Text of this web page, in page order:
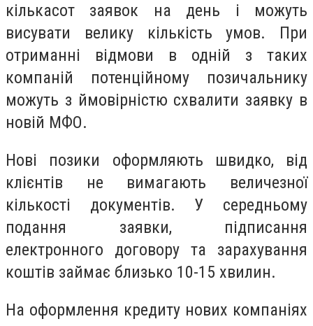
кількасот заявок на день і можуть
висувати велику кількість умов. При
отриманні відмови в одній з таких
компаній потенційному позичальнику
можуть з ймовірністю схвалити заявку в
новій МФО.
Нові позики оформляють швидко, від
клієнтів не вимагають величезної
кількості документів. У середньому
подання заявки, підписання
електронного договору та зарахування
коштів займає близько 10-15 хвилин.
На оформлення кредиту нових компаніях